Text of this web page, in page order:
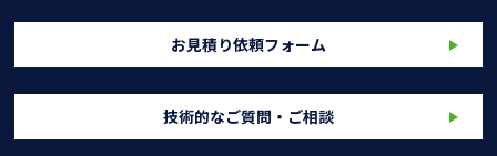
お見積り依頼フォーム
技術的なご質問・ご相談